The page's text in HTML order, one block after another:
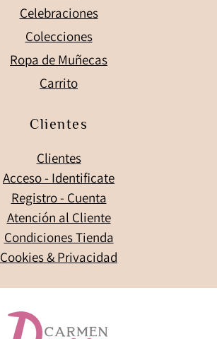
Celebraciones
Colecciones
Ropa de Muñecas
Carrito
Clientes
Clientes
Acceso - Identificate
Registro - Cuenta
Atención al Cliente
Condiciones Tienda
Cookies & Privacidad